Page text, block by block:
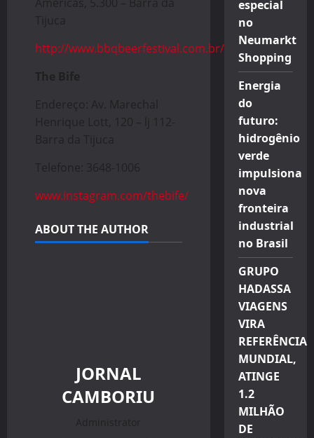
Tijuca
http://www.bbqbeerfestival.com.br/
The Bife
Endereço: Av. Marechal
Henrique Lott, 120 – lj 112-
Barra da Tijuca
Telefone: 3648-1006
www.instagram.com/thebife/
ABOUT THE AUTHOR
JORNAL
CAMBORIU
Administrator
especial
no
Neumarkt
Shopping
Energia
do
futuro:
hidrogênio
verde
impulsiona
nova
fronteira
industrial
no Brasil
GRUPO
HADASSA
VIAGENS
VIRA
REFERÊNCIA
MUNDIAL,
ATINGE
1.2
MILHÃO
DE